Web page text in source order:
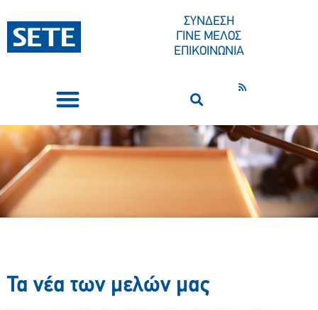
ΣΥΝΔΕΣΗ
ΓΙΝΕ ΜΕΛΟΣ
ΕΠΙΚΟΙΝΩΝΙΑ
Τα νέα των μελών μας